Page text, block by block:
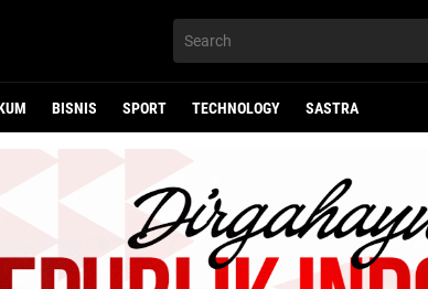
BISNIS SPORT TECHNOLOGY SASTRA